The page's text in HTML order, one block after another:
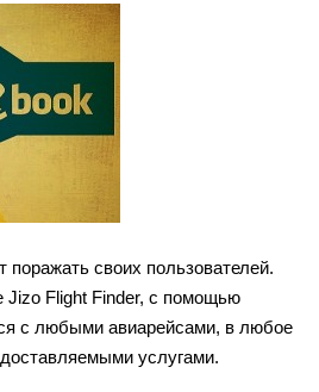
поражать своих пользователей.
Jizo Flight Finder, с помощью
с любыми авиарейсами, в любое
услугами.